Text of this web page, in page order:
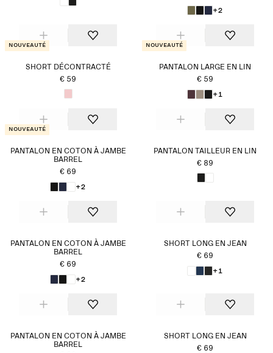
+2
Nouveauté
SHORT DÉCONTRACTÉ
€ 59
Nouveauté
PANTALON LARGE EN LIN
€ 59
+1
Nouveauté
PANTALON EN COTON À JAMBE
BARREL
€ 69
+2
PANTALON TAILLEUR EN LIN
€ 89
PANTALON EN COTON À JAMBE
BARREL
€ 69
+2
SHORT LONG EN JEAN
€ 69
+1
PANTALON EN COTON À JAMBE
BARREL
SHORT LONG EN JEAN
€ 69